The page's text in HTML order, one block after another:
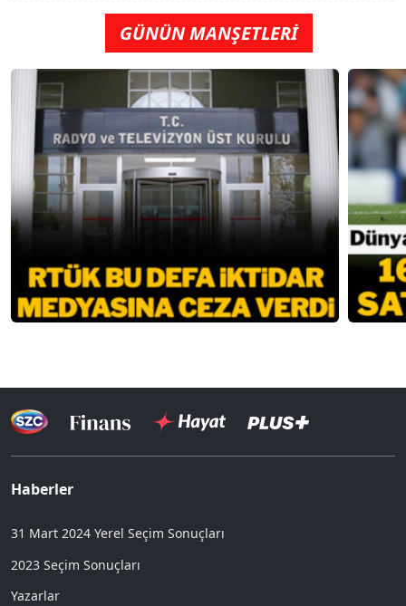
GÜNÜN MANŞETLERİ
Haberler
31 Mart 2024 Yerel Seçim Sonuçları
2023 Seçim Sonuçları
Yazarlar